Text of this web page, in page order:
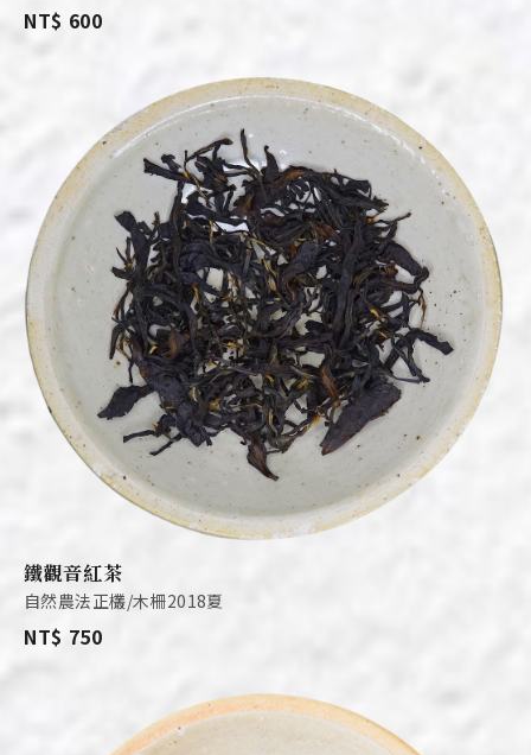
NT$ 600
鐵觀音紅茶
自然農法正欉/木柵2018夏
NT$ 750